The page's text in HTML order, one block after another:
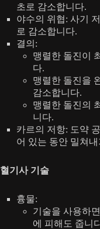
초로 감소합니다.
야수의 위협: 사기
로 감소합니다.
결의:
맹렬한 돌진이
다.
맹렬한 돌진을
감소합니다.
맹렬한 돌진의
니다.
카르의 저항: 도약
어 있는 동안 밀쳐
혈기사 기술
흉물:
기술을 사용하
에 피해도 줍니